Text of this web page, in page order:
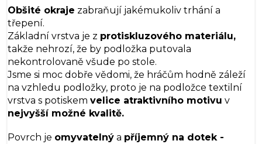
Obšité okraje zabraňují jakémukoliv trhání a
třepení.
Základní vrstva je z protiskluzového materiálu,
takže nehrozí, že by podložka putovala
nekontrolovaně všude po stole.
Jsme si moc dobře vědomi, že hráčům hodně záleží
na vzhledu podložky, proto je na podložce textilní
vrstva s potiskem velice atraktivního motivu v
nejvyšší možné kvalitě.
Povrch je omyvatelný a příjemný na dotek -